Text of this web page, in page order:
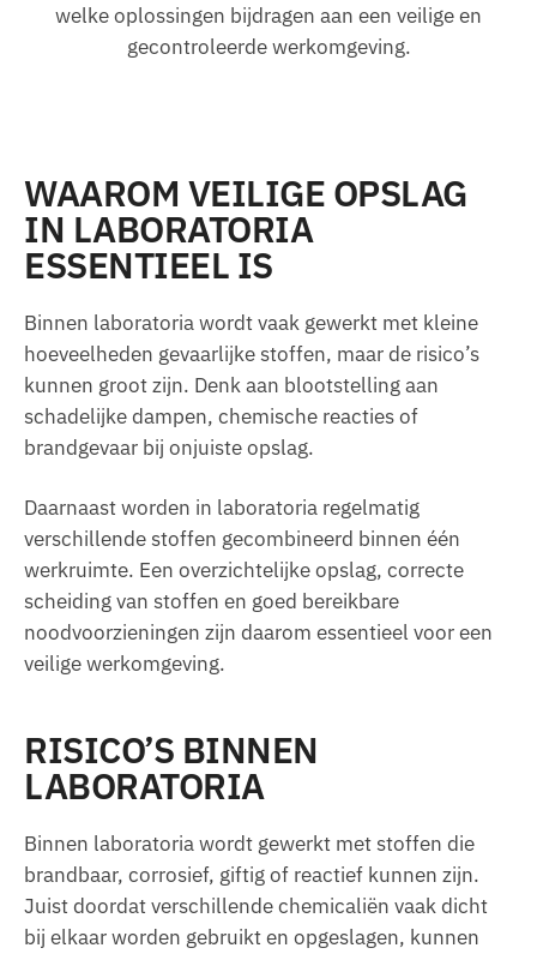
welke oplossingen bijdragen aan een veilige en
gecontroleerde werkomgeving.
WAAROM VEILIGE OPSLAG
IN LABORATORIA
ESSENTIEEL IS
Binnen laboratoria wordt vaak gewerkt met kleine
hoeveelheden gevaarlijke stoffen, maar de risico’s
kunnen groot zijn. Denk aan blootstelling aan
schadelijke dampen, chemische reacties of
brandgevaar bij onjuiste opslag.
Daarnaast worden in laboratoria regelmatig
verschillende stoffen gecombineerd binnen één
werkruimte. Een overzichtelijke opslag, correcte
scheiding van stoffen en goed bereikbare
noodvoorzieningen zijn daarom essentieel voor een
veilige werkomgeving.
RISICO’S BINNEN
LABORATORIA
Binnen laboratoria wordt gewerkt met stoffen die
brandbaar, corrosief, giftig of reactief kunnen zijn.
Juist doordat verschillende chemicaliën vaak dicht
bij elkaar worden gebruikt en opgeslagen, kunnen